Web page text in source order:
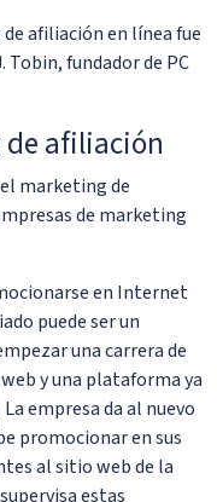
afiliación en línea fue
fundador de PC
afiliación
marketing de
de marketing
en Internet
puede ser un
una carrera de
y una plataforma ya
empresa da al nuevo
promocionar en sus
al sitio web de la
estas